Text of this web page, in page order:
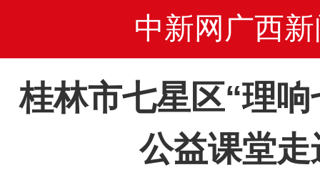
中新网广西新
桂林市七星区“理
公益课堂